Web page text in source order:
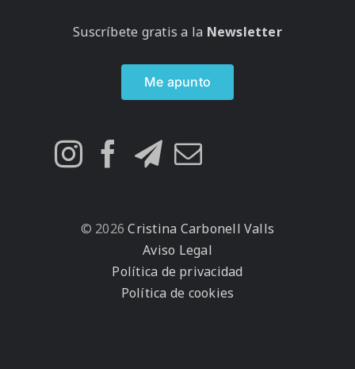
Suscríbete gratis a la Newsletter
Me apunto
© 2026 Cristina Carbonell Valls
Aviso Legal
Política de privacidad
Política de cookies